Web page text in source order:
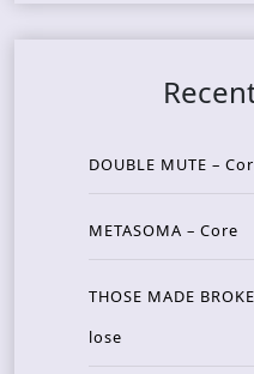
DOUBLE MUTE –
METASOMA – Core
THOSE MADE
lose